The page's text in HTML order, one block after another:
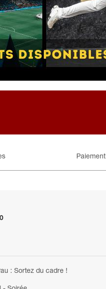
Paiement
: Sortez du cadre !